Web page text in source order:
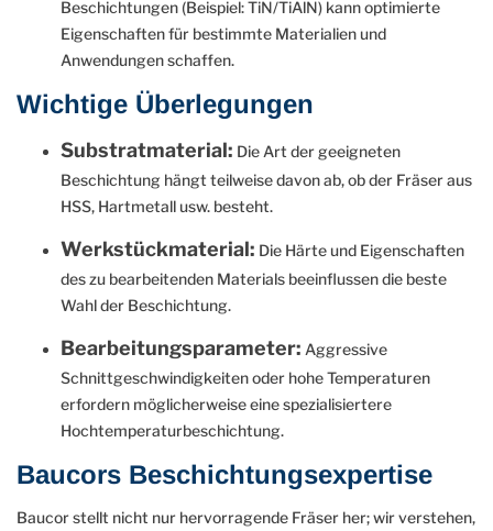
Beschichtungen (Beispiel: TiN/TiAlN) kann optimierte
Eigenschaften für bestimmte Materialien und
Anwendungen schaffen.
Wichtige Überlegungen
Substratmaterial: Die Art der geeigneten
Beschichtung hängt teilweise davon ab, ob der Fräser aus
HSS, Hartmetall usw. besteht.
Werkstückmaterial: Die Härte und Eigenschaften
des zu bearbeitenden Materials beeinflussen die beste
Wahl der Beschichtung.
Bearbeitungsparameter: Aggressive
Schnittgeschwindigkeiten oder hohe Temperaturen
erfordern möglicherweise eine spezialisiertere
Hochtemperaturbeschichtung.
Baucors Beschichtungsexpertise
Baucor stellt nicht nur hervorragende Fräser her; wir verstehen,